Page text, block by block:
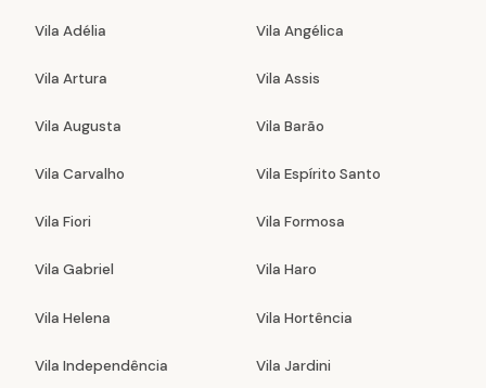
Vila Adélia Vila Angélica
Vila Artura Vila Assis
Vila Augusta Vila Barão
Vila Carvalho Vila Espírito Santo
Vila Fiori Vila Formosa
Vila Gabriel Vila Haro
Vila Helena Vila Hortência
Vila Independência Vila Jardini